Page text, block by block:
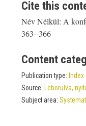
Cite this
Név Nélkül: A
363--366
Content
Publication type: Index
Source:
Leborulva,
Subject area: